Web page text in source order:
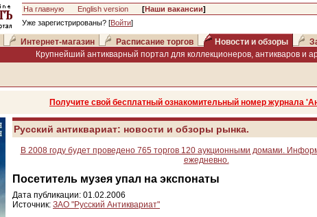
На главную English version [Наши вакансии]
Уже зарегистрированы? [Войти]
Интернет-магазин Расписание торгов Новости и обзоры
Крупнейший антикварный портал для коллекционеров, антикваров и
Получите свой бесплатный ознакомительный номер журнала
Русский антиквариат: новости и обзоры рынка.
В 2008 году будет проведено 765 торгов 120 аукционными домами.
ежедневно.
Посетитель музея упал на экспонаты
Дата публикации: 01.02.2006
Источник: ЗАО "Русский Антиквариат"